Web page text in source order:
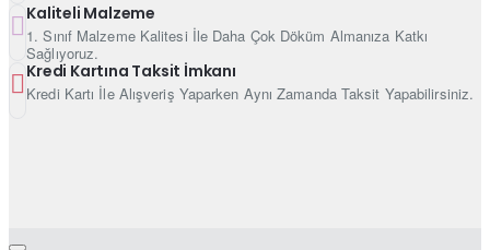
Kaliteli Malzeme
1. Sınıf Malzeme Kalitesi İle Daha Çok Döküm Almanıza Katkı
Sağlıyoruz.
Kredi Kartına Taksit İmkanı
Kredi Kartı İle Alışveriş Yaparken Aynı Zamanda Taksit Yapabilirsiniz.